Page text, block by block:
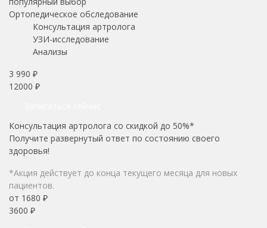
Ортопедическое обследование
Консультация артролога
УЗИ-исследование
Анализы
3 990 ₽
12000 ₽
Консультация артролога со скидкой до 50%*
Получите развернутый ответ по состоянию своего
здоровья!
*Акция действует до конца текущего месяца для новых
пациентов.
от 1680 ₽
3600 ₽